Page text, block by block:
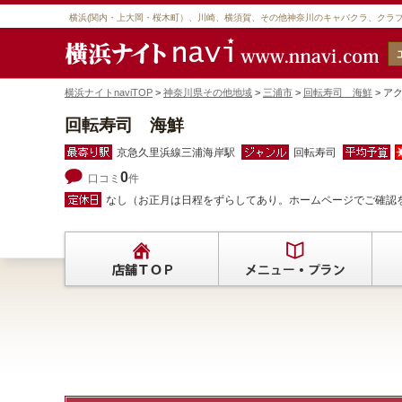
横浜(関内・上大岡・桜木町）、川崎、横須賀、その他神奈川のキャバクラ、ク
横浜ナイトnaviTOP > 神奈川県その他地域 > 三浦市 > 回転寿司 海鮮 > ア
回転寿司 海鮮
京急久里浜線三浦海岸駅 回転寿司
口コミ 0件
なし（お正月は日程をずらしてあり。ホームページでご確認